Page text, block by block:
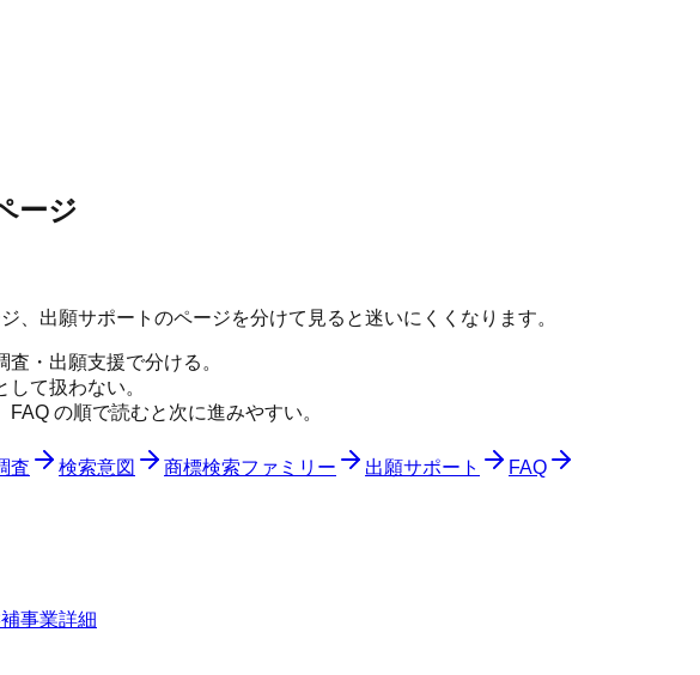
ージ
、出願サポートのページを分けて見ると迷いにくくなります。
・出願支援で分ける。
て扱わない。
の順で読むと次に進みやすい。
査 検索意図 商標検索ファミリー 出願サポート FAQ
事業詳細